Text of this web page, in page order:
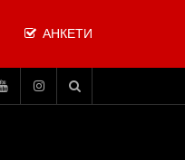
АНКЕТИ